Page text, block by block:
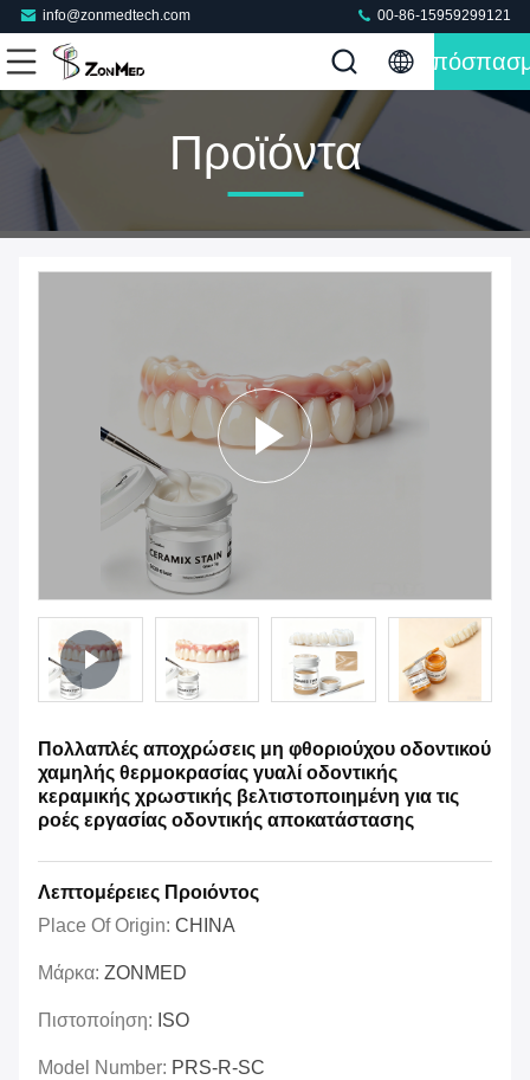
info@zonmedtech.com 00-86-15959299121
Προϊόντα
Πολλαπλές αποχρώσεις μη φθοριούχου οδοντικού
χαμηλής θερμοκρασίας γυαλί οδοντικής
κεραμικής χρωστικής βελτιστοποιημένη για τις
ροές εργασίας οδοντικής αποκατάστασης
Λεπτομέρειες Προιόντος
Place Of Origin: CHINA
Μάρκα: ZONMED
Πιστοποίηση: ISO
Model Number: PRS-R-SC